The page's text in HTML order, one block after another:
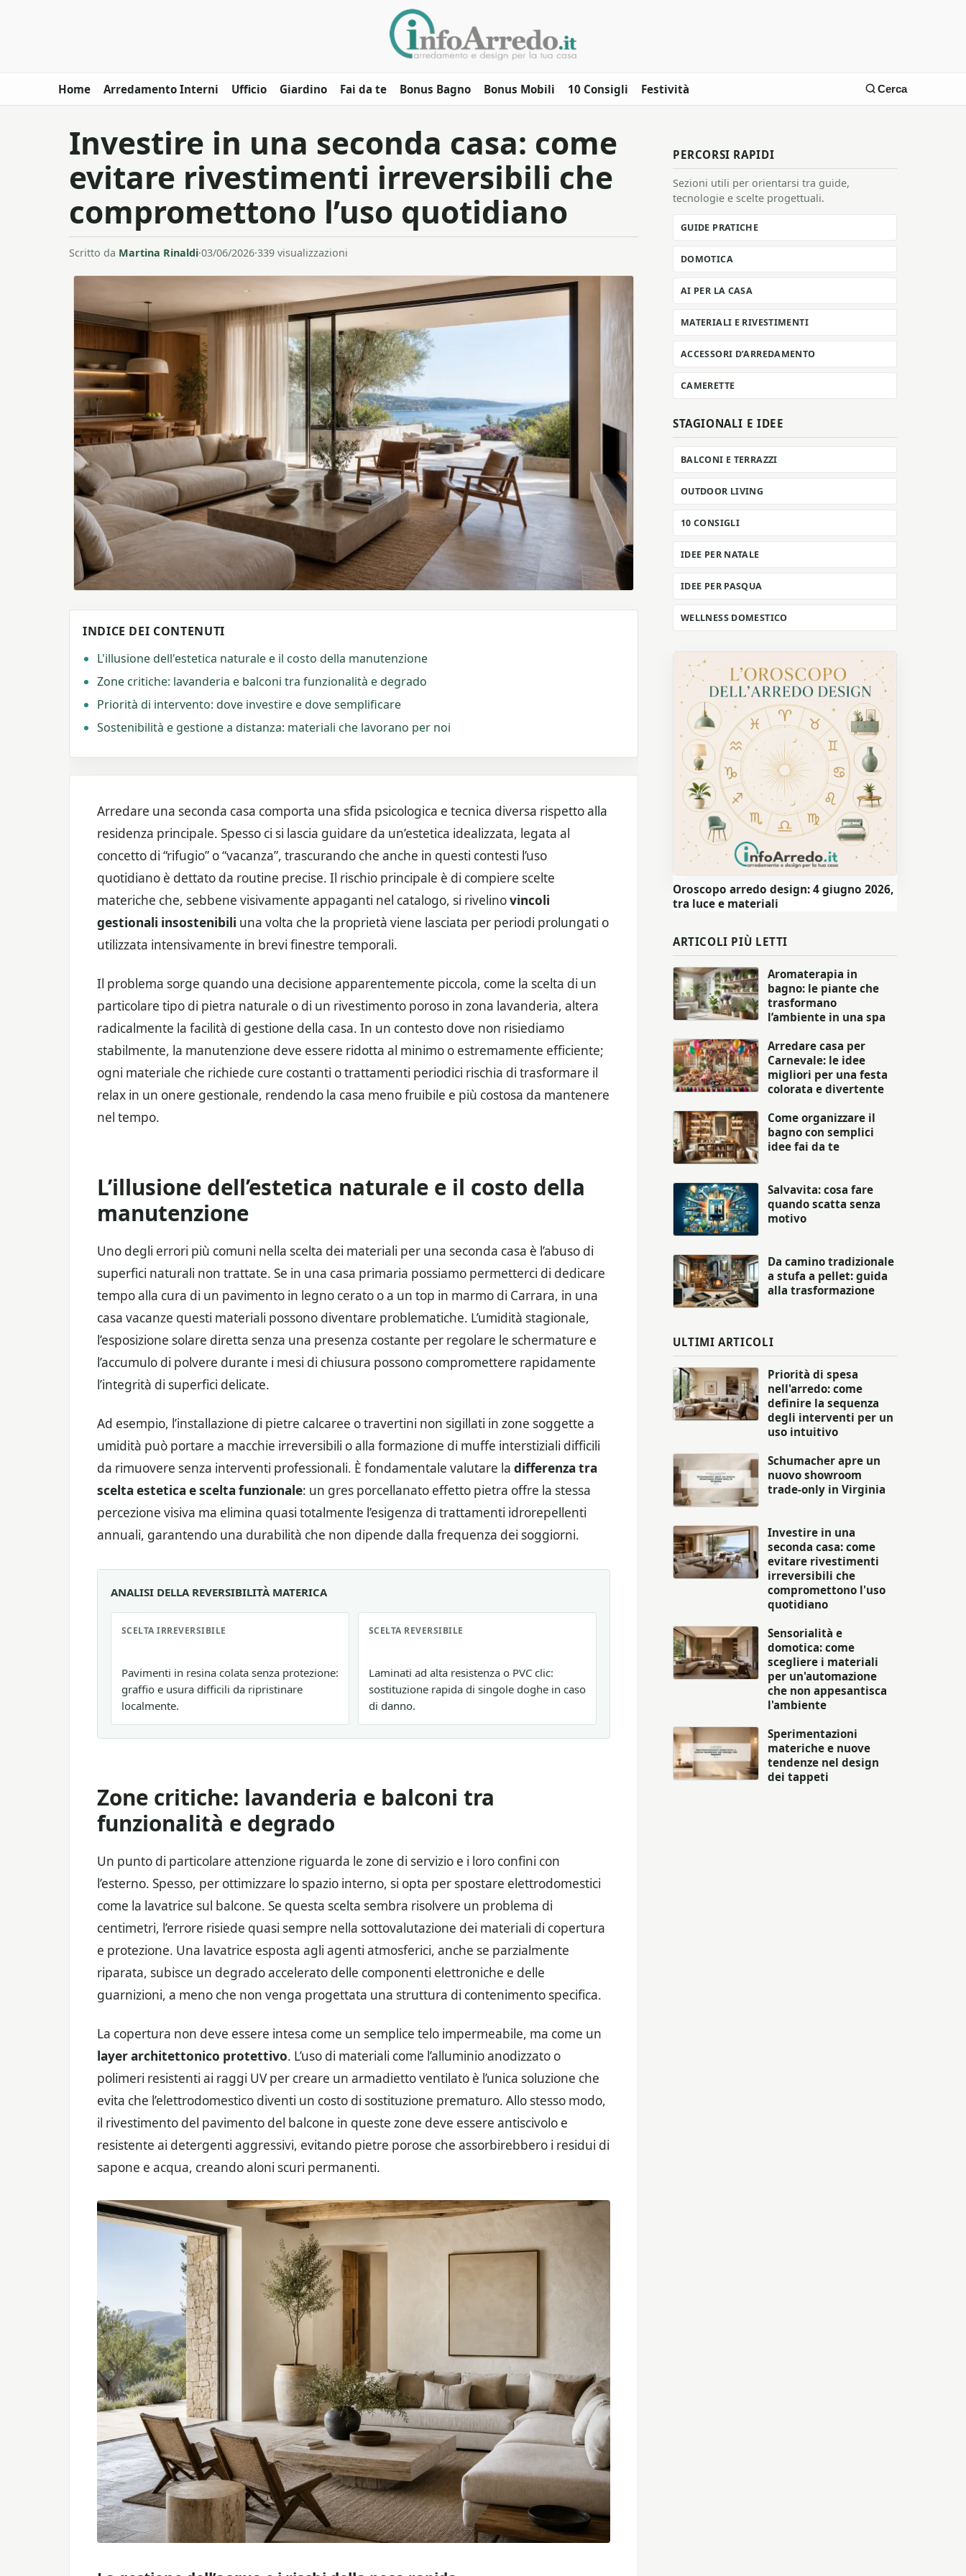
Home Arredamento Interni Ufficio Giardino Fai da te Bonus Bagno Bonus Mobili 10 Consigli Festività Cerca
Investire in una seconda casa: come
evitare rivestimenti irreversibili che
compromettono l’uso quotidiano
Scritto da Martina Rinaldi·03/06/2026·339 visualizzazioni
INDICE DEI CONTENUTI
L'illusione dell'estetica naturale e il costo della manutenzione
Zone critiche: lavanderia e balconi tra funzionalità e degrado
Priorità di intervento: dove investire e dove semplificare
Sostenibilità e gestione a distanza: materiali che lavorano per noi
Arredare una seconda casa comporta una sfida psicologica e tecnica diversa rispetto alla
residenza principale. Spesso ci si lascia guidare da un’estetica idealizzata, legata al
concetto di “rifugio” o “vacanza”, trascurando che anche in questi contesti l’uso
quotidiano è dettato da routine precise. Il rischio principale è di compiere scelte
materiche che, sebbene visivamente appaganti nel catalogo, si rivelinovincoli
gestionali insostenibili una volta che la proprietà viene lasciata per periodi prolungati o
utilizzata intensivamente in brevi finestre temporali.
Il problema sorge quando una decisione apparentemente piccola, come la scelta di un
particolare tipo di pietra naturale o di un rivestimento poroso in zona lavanderia, altera
radicalmente la facilità di gestione della casa. In un contesto dove non risiediamo
stabilmente, la manutenzione deve essere ridotta al minimo o estremamente efficiente;
ogni materiale che richiede cure costanti o trattamenti periodici rischia di trasformare il
relax in un onere gestionale, rendendo la casa meno fruibile e più costosa da mantenere
nel tempo.
L’illusione dell’estetica naturale e il costo della
manutenzione
Uno degli errori più comuni nella scelta dei materiali per una seconda casa è l’abuso di
superfici naturali non trattate. Se in una casa primaria possiamo permetterci di dedicare
tempo alla cura di un pavimento in legno cerato o a un top in marmo di Carrara, in una
casa vacanze questi materiali possono diventare problematiche. L’umidità stagionale,
l’esposizione solare diretta senza una presenza costante per regolare le schermature e
l’accumulo di polvere durante i mesi di chiusura possono compromettere rapidamente
l’integrità di superfici delicate.
Ad esempio, l’installazione di pietre calcaree o travertini non sigillati in zone soggette a
umidità può portare a macchie irreversibili o alla formazione di muffe interstiziali difficili
da rimuovere senza interventi professionali. È fondamentale valutare la differenza tra
scelta estetica e scelta funzionale: un gres porcellanato effetto pietra offre la stessa
percezione visiva ma elimina quasi totalmente l’esigenza di trattamenti idrorepellenti
annuali, garantendo una durabilità che non dipende dalla frequenza dei soggiorni.
ANALISI DELLA REVERSIBILITÀ MATERICA
SCELTA IRREVERSIBILE
Pavimenti in resina colata senza protezione:
graffio e usura difficili da ripristinare
localmente.
SCELTA REVERSIBILE
Laminati ad alta resistenza o PVC clic:
sostituzione rapida di singole doghe in caso
di danno.
Zone critiche: lavanderia e balconi tra
funzionalità e degrado
Un punto di particolare attenzione riguarda le zone di servizio e i loro confini con
l’esterno. Spesso, per ottimizzare lo spazio interno, si opta per spostare elettrodomestici
come la lavatrice sul balcone. Se questa scelta sembra risolvere un problema di
centimetri, l’errore risiede quasi sempre nella sottovalutazione dei materiali di copertura
e protezione. Una lavatrice esposta agli agenti atmosferici, anche se parzialmente
riparata, subisce un degrado accelerato delle componenti elettroniche e delle
guarnizioni, a meno che non venga progettata una struttura di contenimento specifica.
La copertura non deve essere intesa come un semplice telo impermeabile, ma come un
layer architettonico protettivo. L’uso di materiali come l’alluminio anodizzato o
polimeri resistenti ai raggi UV per creare un armadietto ventilato è l’unica soluzione che
evita che l’elettrodomestico diventi un costo di sostituzione prematuro. Allo stesso modo,
il rivestimento del pavimento del balcone in queste zone deve essere antiscivolo e
resistente ai detergenti aggressivi, evitando pietre porose che assorbirebbero i residui di
sapone e acqua, creando aloni scuri permanenti.
PERCORSI RAPIDI
Sezioni utili per orientarsi tra guide,
tecnologie e scelte progettuali.
GUIDE PRATICHE
DOMOTICA
AI PER LA CASA
MATERIALI E RIVESTIMENTI
ACCESSORI D’ARREDAMENTO
CAMERETTE
STAGIONALI E IDEE
BALCONI E TERRAZZI
OUTDOOR LIVING
10 CONSIGLI
IDEE PER NATALE
IDEE PER PASQUA
WELLNESS DOMESTICO
Oroscopo arredo design: 4 giugno 2026,
tra luce e materiali
ARTICOLI PIÙ LETTI
Aromaterapia in
bagno: le piante che
trasformano
l’ambiente in una spa
Arredare casa per
Carnevale: le idee
migliori per una festa
colorata e divertente
Come organizzare il
bagno con semplici
idee fai da te
Salvavita: cosa fare
quando scatta senza
motivo
Da camino tradizionale
a stufa a pellet: guida
alla trasformazione
ULTIMI ARTICOLI
Priorità di spesa
nell'arredo: come
definire la sequenza
degli interventi per un
uso intuitivo
Schumacher apre un
nuovo showroom
trade-only in Virginia
Investire in una
seconda casa: come
evitare rivestimenti
irreversibili che
compromettono l'uso
quotidiano
Sensorialità e
domotica: come
scegliere i materiali
per un'automazione
che non appesantisca
l'ambiente
Sperimentazioni
materiche e nuove
tendenze nel design
dei tappeti